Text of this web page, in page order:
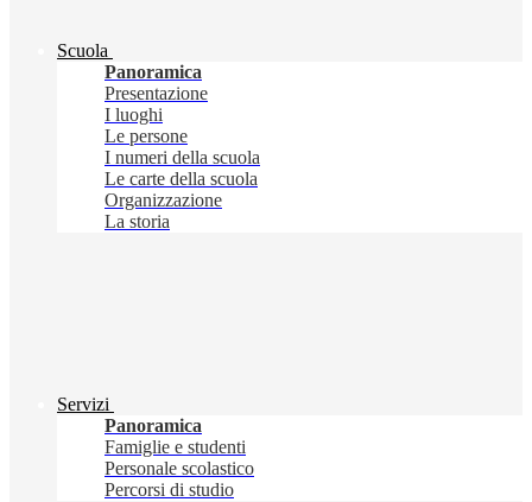
Scuola
Panoramica
Presentazione
I luoghi
Le persone
I numeri della scuola
Le carte della scuola
Organizzazione
La storia
Servizi
Panoramica
Famiglie e studenti
Personale scolastico
Percorsi di studio